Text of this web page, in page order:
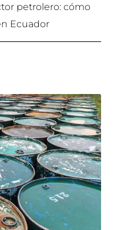
petrolero: cómo
Ecuador